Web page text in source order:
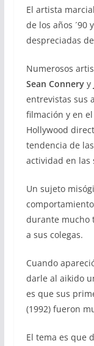
El artista
de los años ´90
despreciadas
Numerosos
Sean Conneryy
entrevistas sus
filmación y en
Hollywood
tendencia de
actividad en las
Un sujeto
durante mucho
a sus colegas.
Cuando
darle al aikido
es que sus
(1992) fueron
El tema es que